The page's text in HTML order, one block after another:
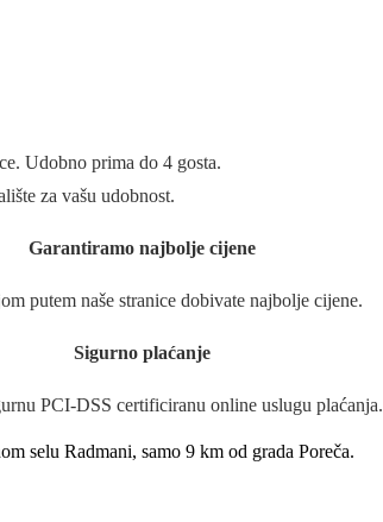
Udobno prima do 4 gosta.
za vašu udobnost.
Garantiramo najbolje cijene
putem naše stranice dobivate najbolje cijene.
Sigurno plaćanje
PCI-DSS certificiranu online uslugu plaćanja.
selu Radmani, samo 9 km od grada Poreča.